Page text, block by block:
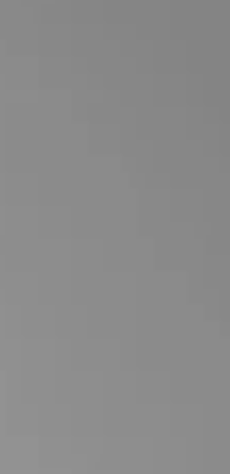
que se procesa sea
las placas a servicio
ondulaciones que tenga
mejor calidad para
al usar placas niveladas,
ya que hay menor
en el material.
se nivelan las
tenga que cortar el
el material a este
con mayor durabilidad y
requieren